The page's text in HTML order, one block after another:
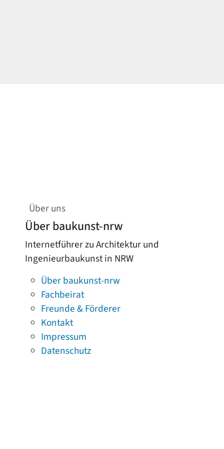
Über uns
Über baukunst-nrw
Internetführer zu Architektur und
Ingenieurbaukunst in NRW
Über baukunst-nrw
Fachbeirat
Freunde & Förderer
Kontakt
Impressum
Datenschutz